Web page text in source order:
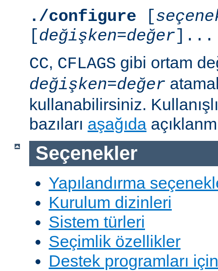
./configure [
[değişken=değer]...
CC, CFLAGS gibi ortam
değişken=değer
kullanabilirsiniz.
bazıları aşağıda
Seçenekler
Yapılandırma
Kurulum dizinleri
Sistem türleri
Seçimlik özellikler
Destek programları